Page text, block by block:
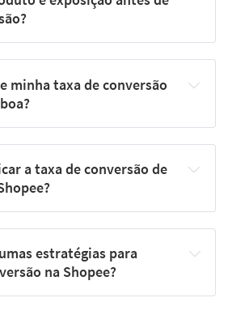
minha taxa de conversão
a taxa de conversão de
estratégias para
na Shopee?